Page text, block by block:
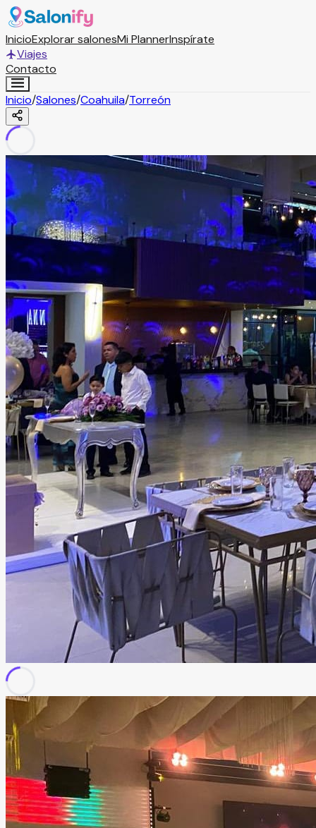
InicioExplorar salonesMi PlannerInspírate
Viajes
Contacto
Inicio/Salones/Coahuila/Torreón